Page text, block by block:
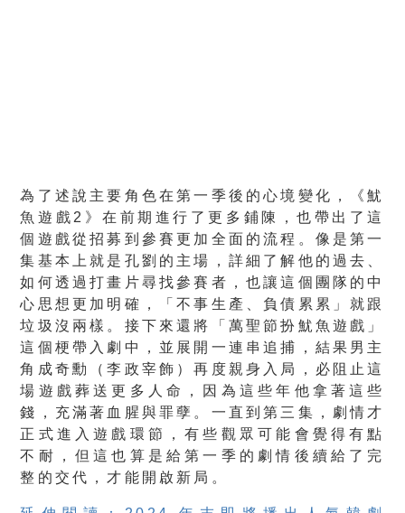
為了述說主要角色在第一季後的心境變化，《魷
魚遊戲2》在前期進行了更多鋪陳，也帶出了這
個遊戲從招募到參賽更加全面的流程。像是第一
集基本上就是孔劉的主場，詳細了解他的過去、
如何透過打畫片尋找參賽者，也讓這個團隊的中
心思想更加明確，「不事生產、負債累累」就跟
垃圾沒兩樣。接下來還將「萬聖節扮魷魚遊戲」
這個梗帶入劇中，並展開一連串追捕，結果男主
角成奇勳（李政宰飾）再度親身入局，必阻止這
場遊戲葬送更多人命，因為這些年他拿著這些
錢，充滿著血腥與罪孽。一直到第三集，劇情才
正式進入遊戲環節，有些觀眾可能會覺得有點
不耐，但這也算是給第一季的劇情後續給了完
整的交代，才能開啟新局。